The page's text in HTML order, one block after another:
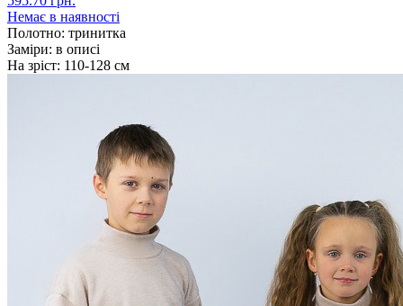
Немає в наявності
Полотно: тринитка
Заміри: в описі
На зріст: 110-128 см